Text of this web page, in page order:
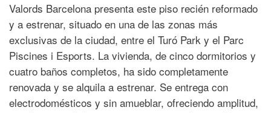
Valords Barcelona presenta este piso recién reformado
y a estrenar, situado en una de las zonas más
exclusivas de la ciudad, entre el Turó Park y el Parc
Piscines i Esports. La vivienda, de cinco dormitorios y
cuatro baños completos, ha sido completamente
renovada y se alquila a estrenar. Se entrega con
electrodomésticos y sin amueblar, ofreciendo amplitud,